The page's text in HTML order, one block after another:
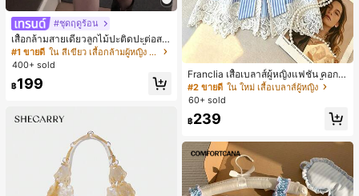
#ชุดฤดูร้อน
เสื้อกล้ามสายเดี่ยวลูกไม้ปะติดปะต่อสไ
ตล์เกาหลี, สุนทรียศาสตร์ Y2K, เสื้อผ้าส
ตรีทแวร์ลำลองฤดูร้อน
#1 ขายดี
ใน สีเขียว เสื้อกล้ามผู้หญิง & Camis
400+ sold
฿199
Franclia เสื้อเบลาส์ผู้หญิงแฟชั่น คอกล
ม ลายทาง แต่งลูกไม้ต่อผ้า แขนสั้น
#2 ขายดี ใน ใหม่ เสื้อเบลาส์ผู้หญิง
60+ sold
฿239